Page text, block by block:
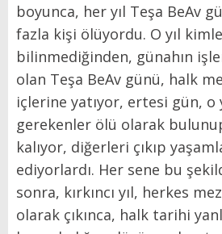
boyunca, her yıl Teşa BeAv
fazla kişi ölüyordu. O yıl
bilinmediğinden, günahın
olan Teşa BeAv günü, halk
içlerine yatıyor, ertesi gün, o
gerekenler ölü olarak
kalıyor, diğerleri çıkıp
ediyorlardı. Her sene bu
sonra, kırkıncı yıl, herkes
olarak çıkınca, halk tarihi